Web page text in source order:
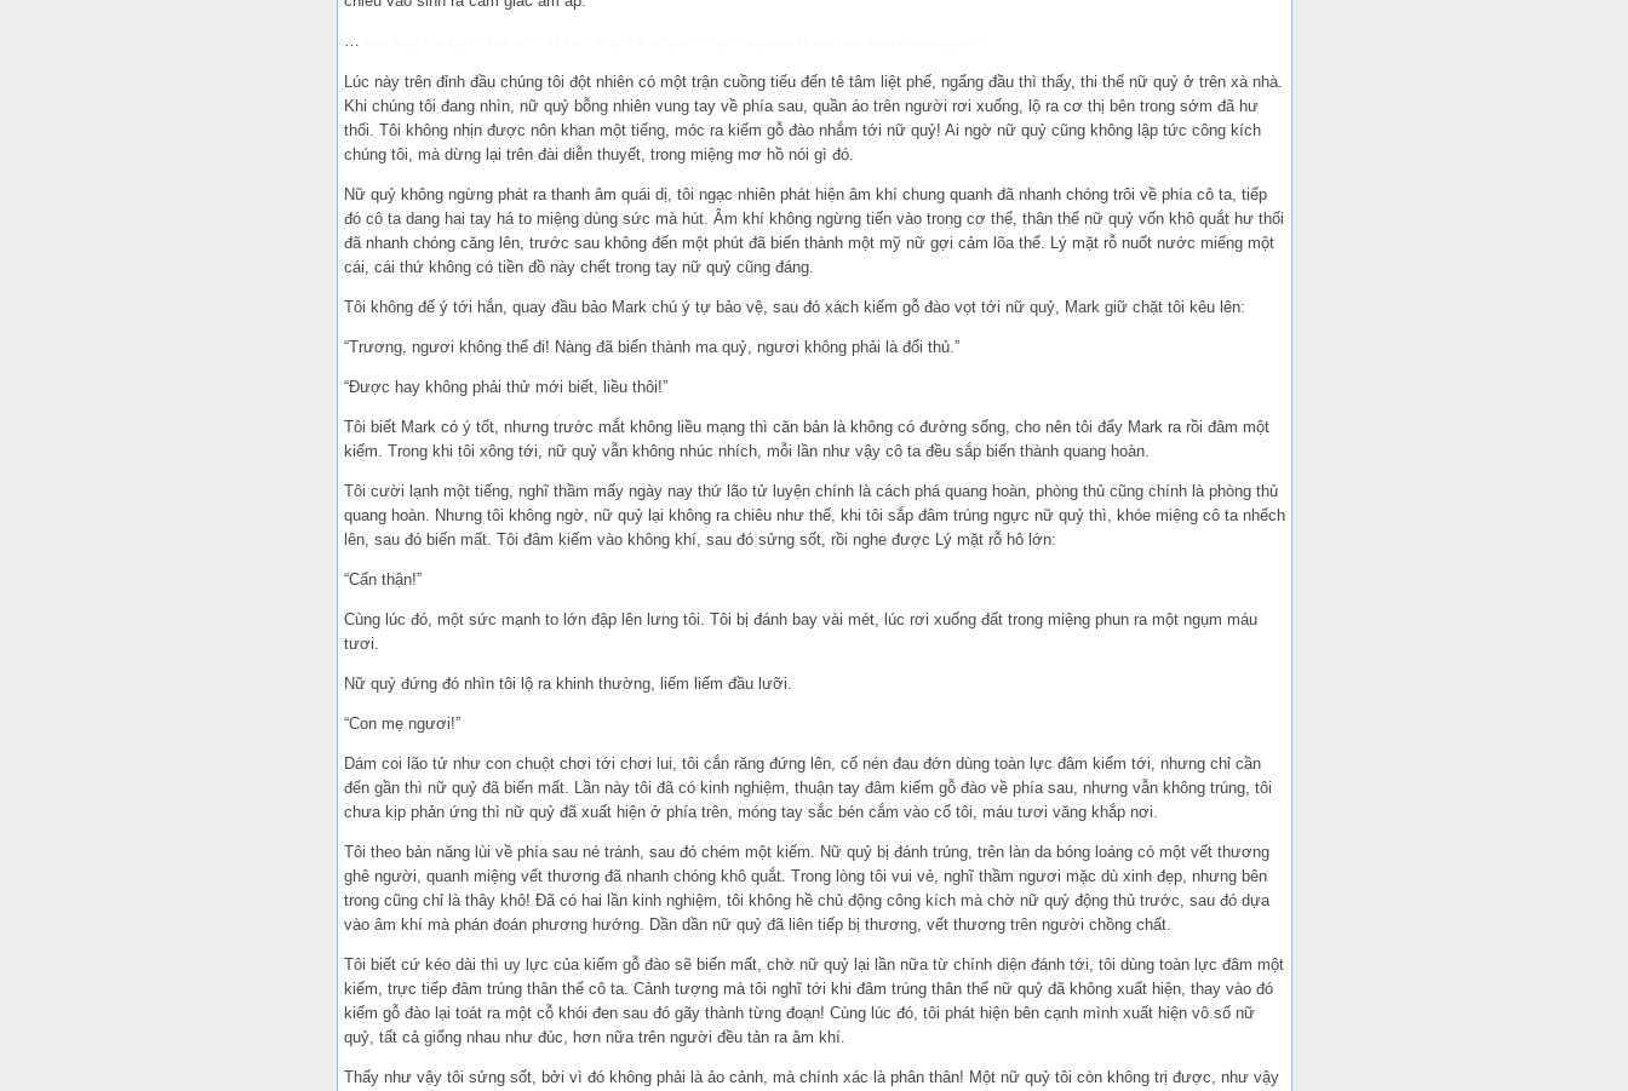
…
Lúc này trên đỉnh đầu chúng tôi đột nhiên có một trận cuồng tiếu đến tê tâm liệt phế, ngẩng đầu thì thấy, thi thể nữ quỷ ở trên xà nhà.
Khi chúng tôi đang nhìn, nữ quỷ bỗng nhiên vung tay về phía sau, quần áo trên người rơi xuống, lộ ra cơ thị bên trong sớm đã hư
thối. Tôi không nhịn được nôn khan một tiếng, móc ra kiếm gỗ đào nhắm tới nữ quỷ! Ai ngờ nữ quỷ cũng không lập tức công kích
chúng tôi, mà dừng lại trên đài diễn thuyết, trong miệng mơ hồ nói gì đó.
Nữ quỷ không ngừng phát ra thanh âm quái dị, tôi ngạc nhiên phát hiện âm khí chung quanh đã nhanh chóng trôi về phía cô ta, tiếp
đó cô ta dang hai tay há to miệng dùng sức mà hút. Âm khí không ngừng tiến vào trong cơ thể, thân thể nữ quỷ vốn khô quắt hư thối
đã nhanh chóng căng lên, trước sau không đến một phút đã biến thành một mỹ nữ gợi cảm lõa thể. Lý mặt rỗ nuốt nước miếng một
cái, cái thứ không có tiền đồ này chết trong tay nữ quỷ cũng đáng.
Tôi không để ý tới hắn, quay đầu bảo Mark chú ý tự bảo vệ, sau đó xách kiếm gỗ đào vọt tới nữ quỷ, Mark giữ chặt tôi kêu lên:
“Trương, ngươi không thể đi! Nàng đã biến thành ma quỷ, ngươi không phải là đối thủ.”
“Được hay không phải thử mới biết, liều thôi!”
Tôi biết Mark có ý tốt, nhưng trước mắt không liều mạng thì căn bản là không có đường sống, cho nên tôi đẩy Mark ra rồi đâm một
kiếm. Trong khi tôi xông tới, nữ quỷ vẫn không nhúc nhích, mỗi lần như vậy cô ta đều sắp biến thành quang hoàn.
Tôi cười lạnh một tiếng, nghĩ thầm mấy ngày nay thứ lão tử luyện chính là cách phá quang hoàn, phòng thủ cũng chính là phòng thủ
quang hoàn. Nhưng tôi không ngờ, nữ quỷ lại không ra chiêu như thế, khi tôi sắp đâm trúng ngực nữ quỷ thì, khóe miệng cô ta nhếch
lên, sau đó biến mất. Tôi đâm kiếm vào không khí, sau đó sửng sốt, rồi nghe được Lý mặt rỗ hô lớn:
“Cẩn thận!”
Cùng lúc đó, một sức mạnh to lớn đập lên lưng tôi. Tôi bị đánh bay vài mét, lúc rơi xuống đất trong miệng phun ra một ngụm máu
tươi.
Nữ quỷ đứng đó nhìn tôi lộ ra khinh thường, liếm liếm đầu lưỡi.
“Con mẹ ngươi!”
Dám coi lão tử như con chuột chơi tới chơi lui, tôi cắn răng đứng lên, cố nén đau đớn dùng toàn lực đâm kiếm tới, nhưng chỉ cần
đến gần thì nữ quỷ đã biến mất. Lần này tôi đã có kinh nghiệm, thuận tay đâm kiếm gỗ đào về phía sau, nhưng vẫn không trúng, tôi
chưa kịp phản ứng thì nữ quỷ đã xuất hiện ở phía trên, móng tay sắc bén cắm vào cổ tôi, máu tươi văng khắp nơi.
Tôi theo bản năng lùi về phía sau né tránh, sau đó chém một kiếm. Nữ quỷ bị đánh trúng, trên làn da bóng loáng có một vết thương
ghê người, quanh miệng vết thương đã nhanh chóng khô quắt. Trong lòng tôi vui vẻ, nghĩ thầm ngươi mặc dù xinh đẹp, nhưng bên
trong cũng chỉ là thây khô! Đã có hai lần kinh nghiệm, tôi không hề chủ động công kích mà chờ nữ quỷ động thủ trước, sau đó dựa
vào âm khí mà phán đoán phương hướng. Dần dần nữ quỷ đã liên tiếp bị thương, vết thương trên người chồng chất.
Tôi biết cứ kéo dài thì uy lực của kiếm gỗ đào sẽ biến mất, chờ nữ quỷ lại lần nữa từ chính diện đánh tới, tôi dùng toàn lực đâm một
kiếm, trực tiếp đâm trúng thân thể cô ta. Cảnh tượng mà tôi nghĩ tới khi đâm trúng thân thể nữ quỷ đã không xuất hiện, thay vào đó
kiếm gỗ đào lại toát ra một cỗ khói đen sau đó gãy thành từng đoạn! Cùng lúc đó, tôi phát hiện bên cạnh mình xuất hiện vô số nữ
quỷ, tất cả giống nhau như đúc, hơn nữa trên người đều tản ra âm khí.
Thấy như vậy tôi sửng sốt, bởi vì đó không phải là ảo cảnh, mà chính xác là phân thân! Một nữ quỷ tôi còn không trị được, như vậy